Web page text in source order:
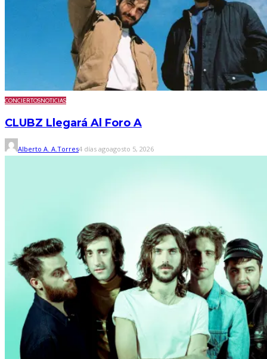
CONCIERTOSNOTICIAS
CLUBZ Llegará Al Foro A
Alberto A. A.Torres4 días agoagosto 5, 2026